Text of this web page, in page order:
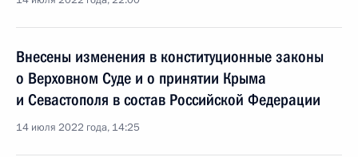
Внесены изменения в конституционные законы
о Верховном Суде и о принятии Крыма
и Севастополя в состав Российской Федерации
14 июля 2022 года, 14:25